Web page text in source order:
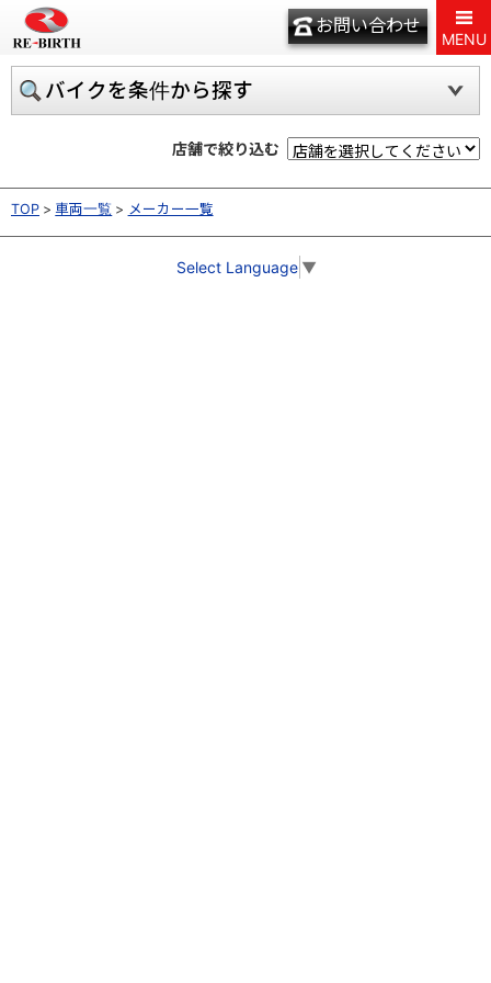
お問い合わせ
MENU
バイクを条件から探す
店舗で絞り込む
TOP 車両一覧 メーカー一覧
Select Language ▼